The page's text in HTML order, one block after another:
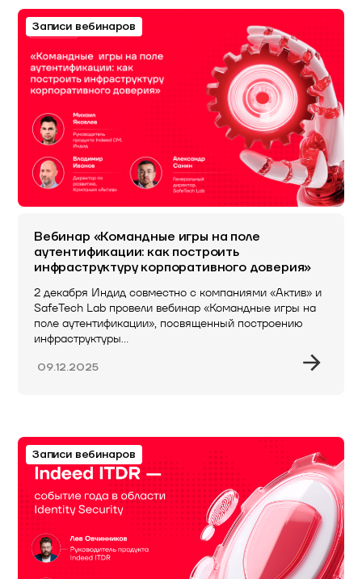
Записи вебинаров
Вебинар «Командные игры на поле
аутентификации: как построить
инфраструктуру корпоративного доверия»
2 декабря Индид совместно c компаниями «Актив» и
SafeTech Lab провели вебинар «Командные игры на
поле аутентификации», посвященный построению
инфраструктуры…
09.12.2025
Записи вебинаров